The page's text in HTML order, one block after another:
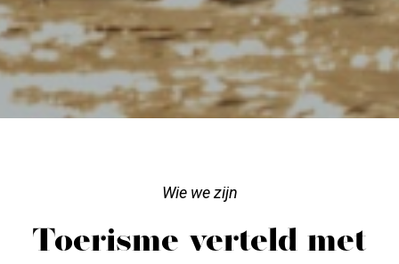
Wie we zijn
Toerisme verteld met